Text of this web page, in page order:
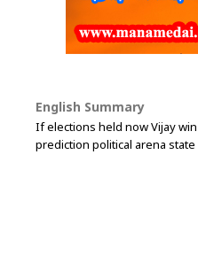
English Summary
If elections held now Vijay
prediction political arena